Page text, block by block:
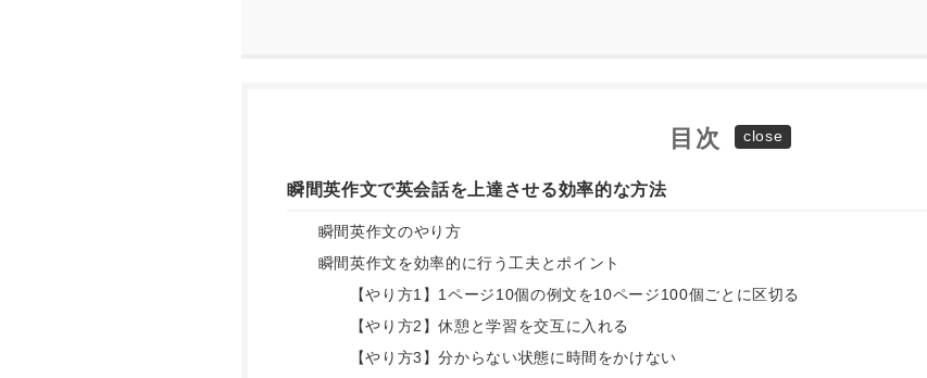
目次
瞬間英作文で英会話を上達させる効率的な方法
瞬間英作文のやり方
瞬間英作文を効率的に行う工夫とポイント
【やり方1】1ページ10個の例文を10ページ100個ごとに区切る
【やり方2】休憩と学習を交互に入れる
【やり方3】分からない状態に時間をかけない